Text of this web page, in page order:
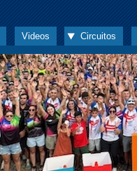
Videos Circuitos